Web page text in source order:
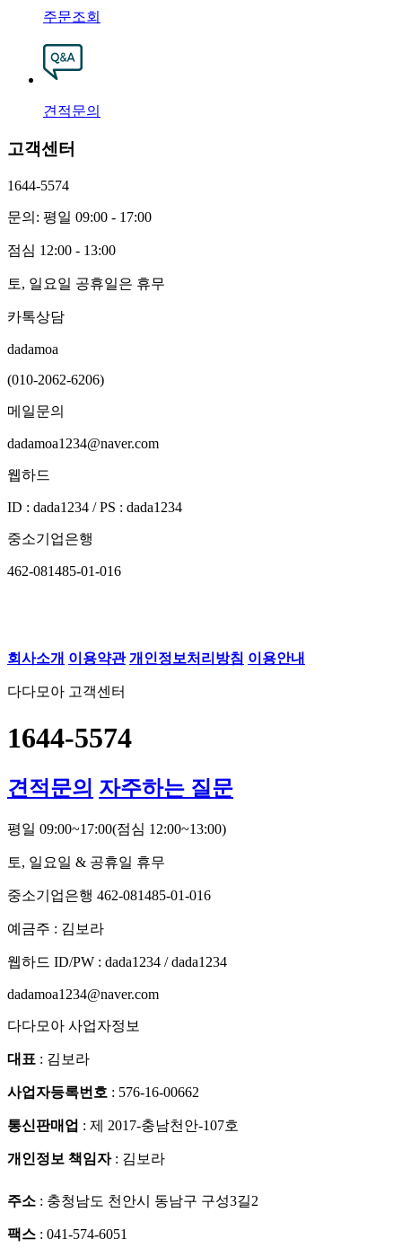
주문조회
견적문의
고객센터
1644-5574
문의: 평일 09:00 - 17:00
점심 12:00 - 13:00
토, 일요일 공휴일은 휴무
카톡상담
dadamoa
(010-2062-6206)
메일문의
dadamoa1234@naver.com
웹하드
ID : dada1234 / PS : dada1234
중소기업은행
462-081485-01-016
회사소개 이용약관 개인정보처리방침 이용안내
다다모아 고객센터
1644-5574
견적문의 자주하는 질문
평일 09:00~17:00(점심 12:00~13:00)
토, 일요일 & 공휴일 휴무
중소기업은행 462-081485-01-016
예금주 : 김보라
웹하드 ID/PW : dada1234 / dada1234
dadamoa1234@naver.com
다다모아 사업자정보
대표 : 김보라
사업자등록번호 : 576-16-00662
통신판매업 : 제 2017-충남천안-107호
개인정보 책임자: 김보라
주소 : 충청남도 천안시 동남구 구성3길2
팩스 : 041-574-6051